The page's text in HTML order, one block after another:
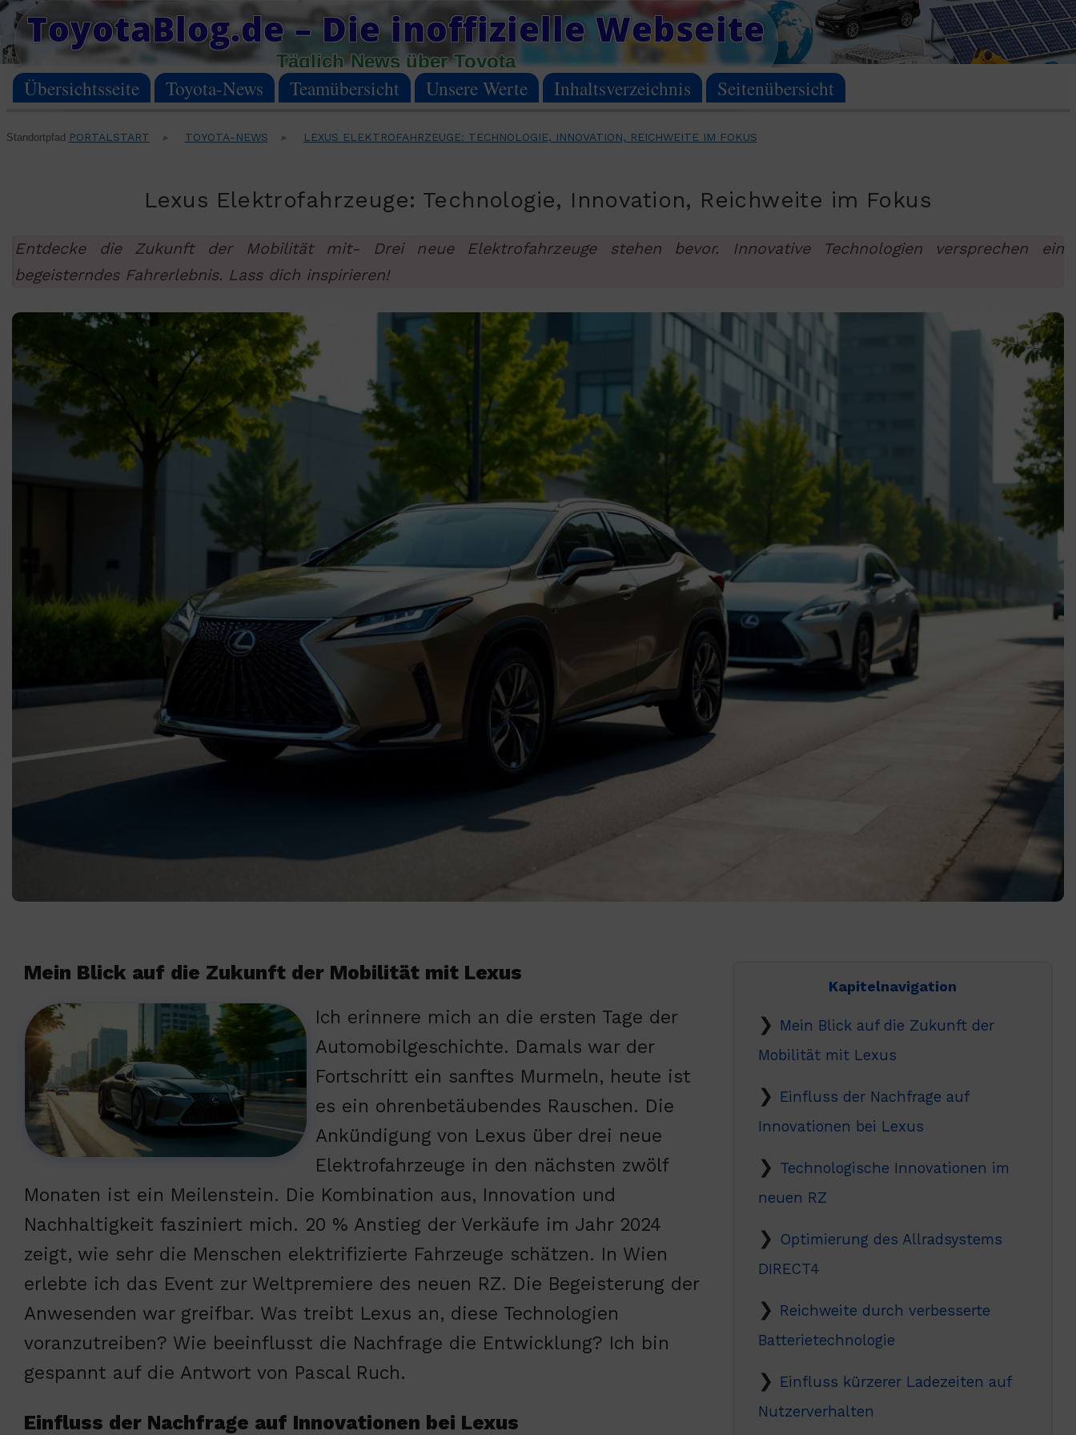
Skip
content
ToyotaBlog.de – Die inoffizielle Webseite
Täglich News über Toyota
Übersichtsseite Toyota-News Teamübersicht Unsere Werte Inhaltsverzeichnis Seitenübersicht
Standortpfad PORTALSTART ▸ TOYOTA-NEWS ▸ LEXUS ELEKTROFAHRZEUGE: TECHNOLOGIE, INNOVATION, REICHWEITE IM FOKUS
Lexus Elektrofahrzeuge: Technologie, Innovation, Reichweite im Fokus
Entdecke die Zukunft der Mobilität mit- Drei neue Elektrofahrzeuge stehen bevor. Innovative Technologien versprechen ein
begeisterndes Fahrerlebnis. Lass dich inspirieren!
Kapitelnavigation
Mein Blick auf die Zukunft der
Mobilität mit Lexus
Einfluss der Nachfrage auf
Innovationen bei Lexus
Technologische Innovationen im
neuen RZ
Optimierung des Allradsystems
DIRECT4
Reichweite durch verbesserte
Batterietechnologie
Einfluss kürzerer Ladezeiten auf
Nutzerverhalten
Mein Blick auf die Zukunft der Mobilität mit Lexus
Ich erinnere mich an die ersten Tage der
Automobilgeschichte. Damals war der
Fortschritt ein sanftes Murmeln, heute ist
es ein ohrenbetäubendes Rauschen. Die
Ankündigung von Lexus über drei neue
Elektrofahrzeuge in den nächsten zwölf
Monaten ist ein Meilenstein. Die Kombination aus, Innovation und
Nachhaltigkeit fasziniert mich. 20 % Anstieg der Verkäufe im Jahr 2024
zeigt, wie sehr die Menschen elektrifizierte Fahrzeuge schätzen. In Wien
erlebte ich das Event zur Weltpremiere des neuen RZ. Die Begeisterung der
Anwesenden war greifbar. Was treibt Lexus an, diese Technologien
voranzutreiben? Wie beeinflusst die Nachfrage die Entwicklung? Ich bin
gespannt auf die Antwort von Pascal Ruch.
Einfluss der Nachfrage auf Innovationen bei Lexus